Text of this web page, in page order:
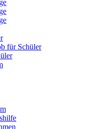
für Schüler